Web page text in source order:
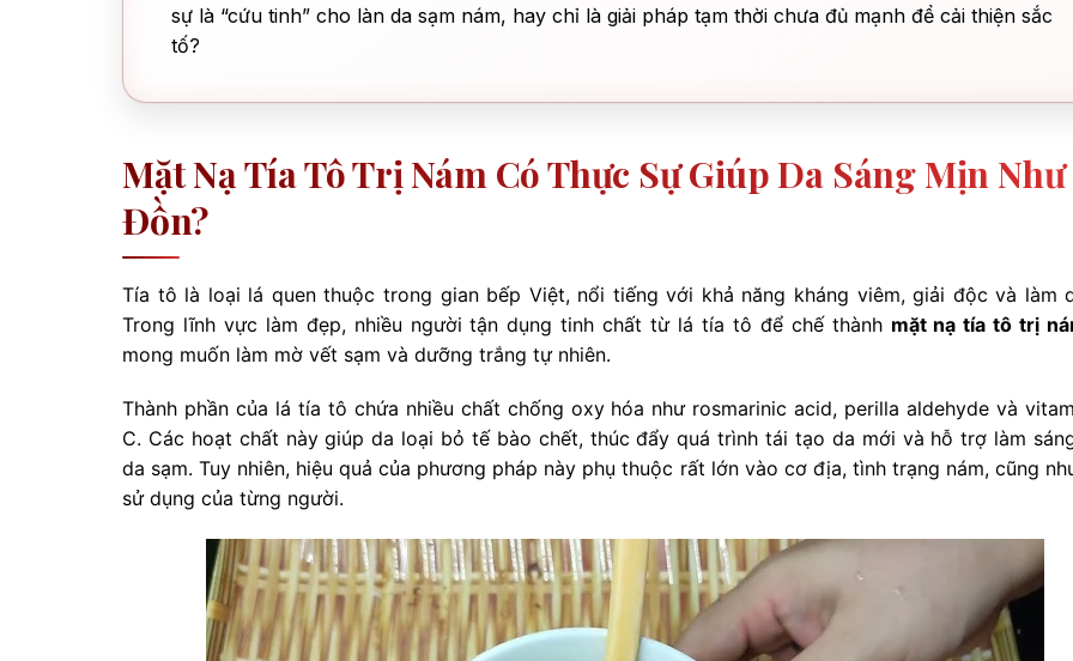
sự là “cứu tinh” cho làn da sạm nám, hay chỉ là giải pháp tạm thời chưa đủ mạnh để cải thiện sắc
tố?
Mặt Nạ Tía Tô Trị Nám Có Thực Sự Giúp Da Sáng Mịn
Đồn?
Tía tô là loại lá quen thuộc trong gian bếp Việt, nổi tiếng với khả năng kháng viêm, giải độc và làm
Trong lĩnh vực làm đẹp, nhiều người tận dụng tinh chất từ lá tía tô để chế thành mặt nạ tía tô trị
mong muốn làm mờ vết sạm và dưỡng trắng tự nhiên.
Thành phần của lá tía tô chứa nhiều chất chống oxy hóa như rosmarinic acid, perilla aldehyde và
C. Các hoạt chất này giúp da loại bỏ tế bào chết, thúc đẩy quá trình tái tạo da mới và hỗ trợ làm
da sạm. Tuy nhiên, hiệu quả của phương pháp này phụ thuộc rất lớn vào cơ địa, tình trạng nám, cũng
sử dụng của từng người.